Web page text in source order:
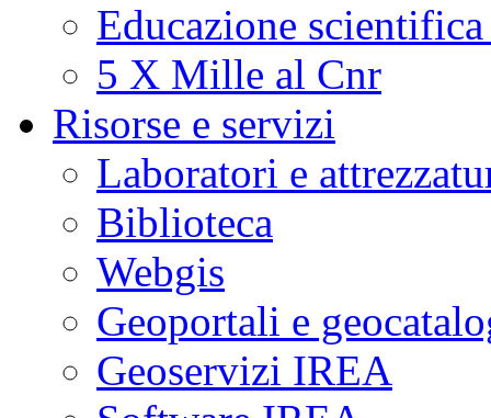
Educazione
5 X Mille al Cnr
Risorse e servizi
Laboratori e
Biblioteca
Webgis
Geoportali e
Geoservizi IREA